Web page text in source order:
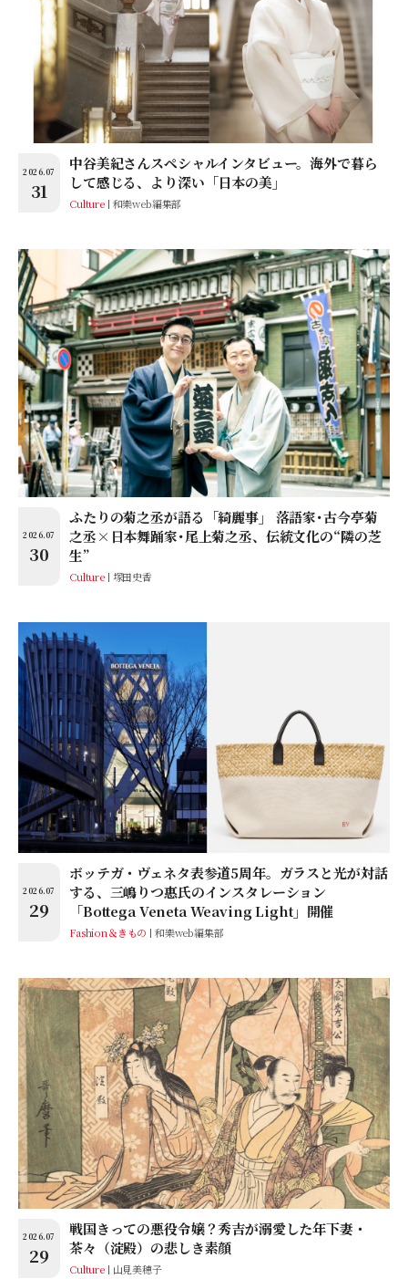
2026.07
31
中谷美紀さんスペシャルインタビュー。海外で暮ら
して感じる、より深い「日本の美」
Culture 和樂web編集部
2026.07
30
ふたりの菊之丞が語る「綺麗事」 落語家･古今亭菊
之丞×日本舞踊家･尾上菊之丞、伝統文化の“隣の芝
生”
Culture 塚田史香
2026.07
29
ボッテガ・ヴェネタ表参道5周年。ガラスと光が対話
する、三嶋りつ惠氏のインスタレーション
「Bottega Veneta Weaving Light」開催
Fashion＆きもの 和樂web編集部
2026.07
29
戦国きっての悪役令嬢？秀吉が溺愛した年下妻・
茶々（淀殿）の悲しき素顔
Culture 山見美穂子